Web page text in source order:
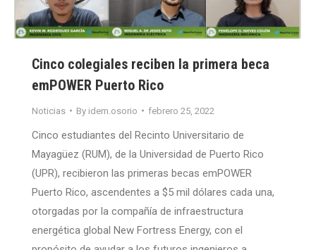
Cinco colegiales reciben la primera beca
emPOWER Puerto Rico
Noticias By idem.osorio febrero 25, 2022
Cinco estudiantes del Recinto Universitario de
Mayagüez (RUM), de la Universidad de Puerto Rico
(UPR), recibieron las primeras becas emPOWER
Puerto Rico, ascendentes a $5 mil dólares cada una,
otorgadas por la compañía de infraestructura
energética global New Fortress Energy, con el